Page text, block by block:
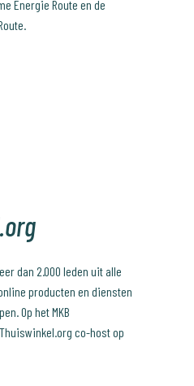
Energie Route en de
dan 2.000 leden uit alle
producten en diensten
Op het MKB
co-host op